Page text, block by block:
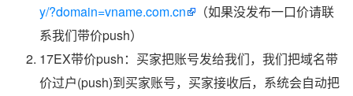
y/?domain=vname.com.cn
（如果没发布一口价请联
系我们带价push）
17EX带价push：买家把账号发给我们，我们把域名带
价过户(push)到买家账号，买家接收后，系统会自动把